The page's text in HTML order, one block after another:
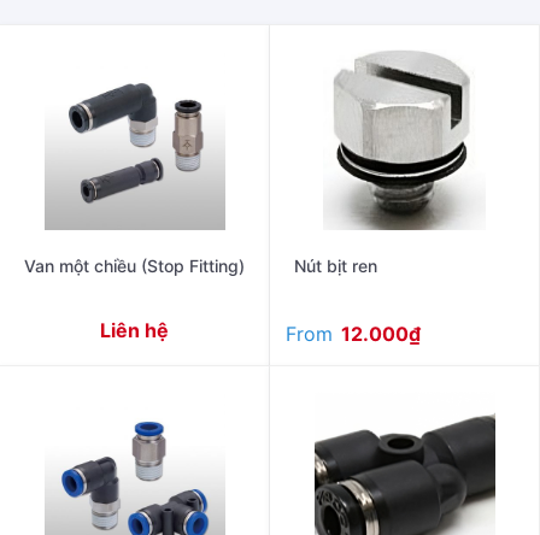
Van một chiều (Stop Fitting)
Liên hệ
Nút bịt ren
From 12.000₫